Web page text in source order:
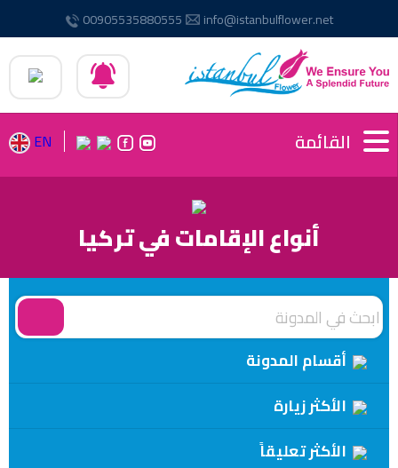
info@istanbulflower.net
00905535880555
القائمة EN
أنواع الإقامات في تركيا
أقسام المدونة
الأكثر زيارة
الأكثر تعليقاً